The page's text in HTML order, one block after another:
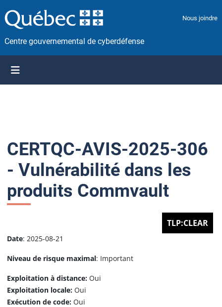
a
s
e
u
Nous joindre
Centre gouvernemental de cyberdéfense
CERTQC-AVIS-2025-306
- Vulnérabilité dans les
produits Commvault
TLP:CLEAR
Date: 2025-08-21
Niveau de risque maximal: Important
Exploitation à distance: Oui
Exploitation locale: Oui
Exécution de code: Oui